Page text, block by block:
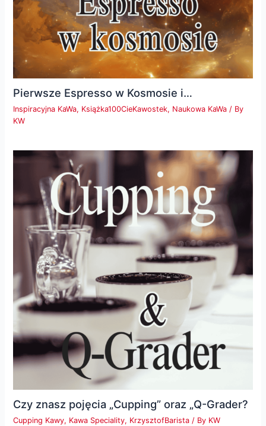
Pierwsze Espresso w Kosmosie i…
Inspiracyjna KaWa, Książka100CieKawostek, Naukowa KaWa / By
KW
Czy znasz pojęcia „Cupping” oraz „Q-Grader?
Cupping Kawy, Kawa Speciality, KrzysztofBarista / By KW